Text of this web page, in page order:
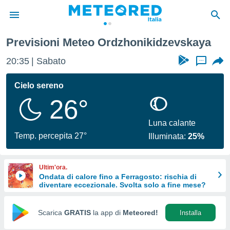
di
per
le
di
Web
Previsioni Meteo Ordzhonikidzevskaya
20:35 Sabato ...
Cielo sereno
26°
Temp. percepita 27°
Luna calante
Illuminata:25%
Ultim'ora.
Ondata di calore fino a Ferragosto: rischia di
diventare eccezionale. Svolta solo a fine mese?
Scarica GRATIS la app di Meteored! Installa